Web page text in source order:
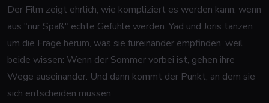
Der Film zeigt ehrlich, wie kompliziert es werden kann, wenn
aus "nur Spaß" echte Gefühle werden. Yad und Joris tanzen
um die Frage herum, was sie füreinander empfinden, weil
beide wissen: Wenn der Sommer vorbei ist, gehen ihre
Wege auseinander. Und dann kommt der Punkt, an dem sie
sich entscheiden müssen.